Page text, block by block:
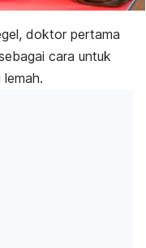
doktor pertama
cara untuk